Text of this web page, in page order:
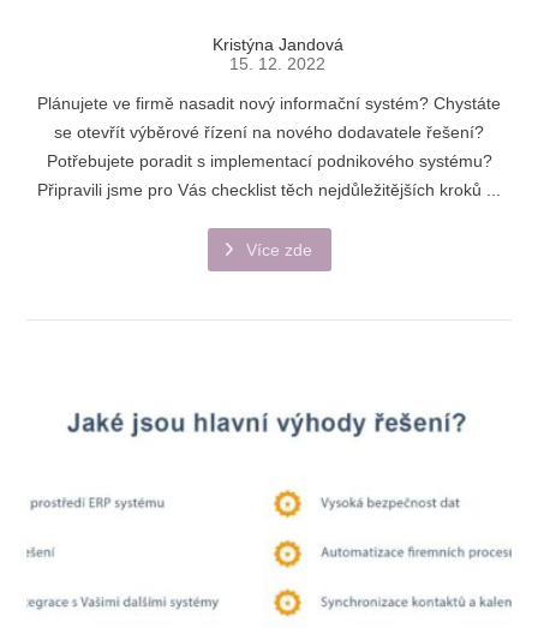
Kristýna Jandová
15. 12. 2022
Plánujete ve firmě nasadit nový informační systém? Chystáte
se otevřít výběrové řízení na nového dodavatele řešení?
Potřebujete poradit s implementací podnikového systému?
Připravili jsme pro Vás checklist těch nejdůležitějších kroků ...
Více zde